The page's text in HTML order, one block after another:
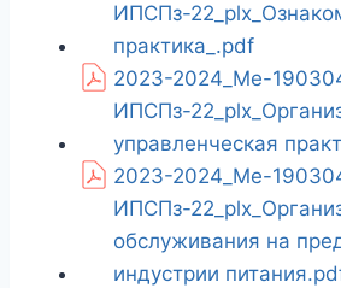
ИПСПз-
практика_.pdf
2023-2024_Ме-
ИПСПз-
управленческая
2023-2024_Ме-
ИПСПз-
обслуживания на
индустрии